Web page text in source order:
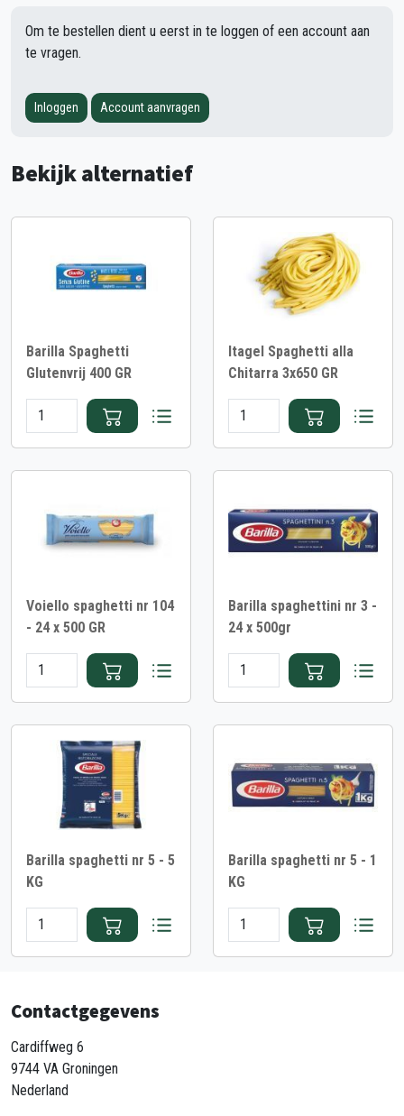
Om te bestellen dient u eerst in te loggen of een account aan
te vragen.
Inloggen Account aanvragen
Bekijk alternatief
Barilla Spaghetti
Glutenvrij 400 GR
Itagel Spaghetti alla
Chitarra 3x650 GR
Voiello spaghetti nr 104
- 24 x 500 GR
Barilla spaghettini nr 3 -
24 x 500gr
Barilla spaghetti nr 5 - 5
KG
Barilla spaghetti nr 5 - 1
KG
Contactgegevens
Cardiffweg 6
9744 VA Groningen
Nederland